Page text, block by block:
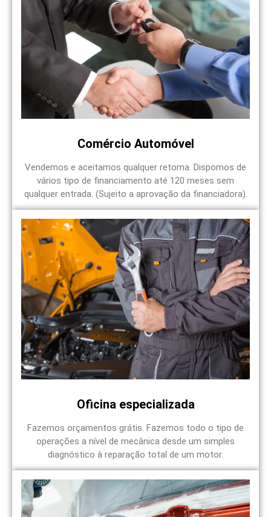
Comércio Automóvel
Vendemos e aceitamos qualquer retoma. Dispomos de
vários tipo de financiamento até 120 meses sem
qualquer entrada. (Sujeito a aprovação da financiadora).
Oficina especializada
Fazemos orçamentos grátis. Fazemos todo o tipo de
operações a nível de mecânica desde um simples
diagnóstico à reparação total de um motor.